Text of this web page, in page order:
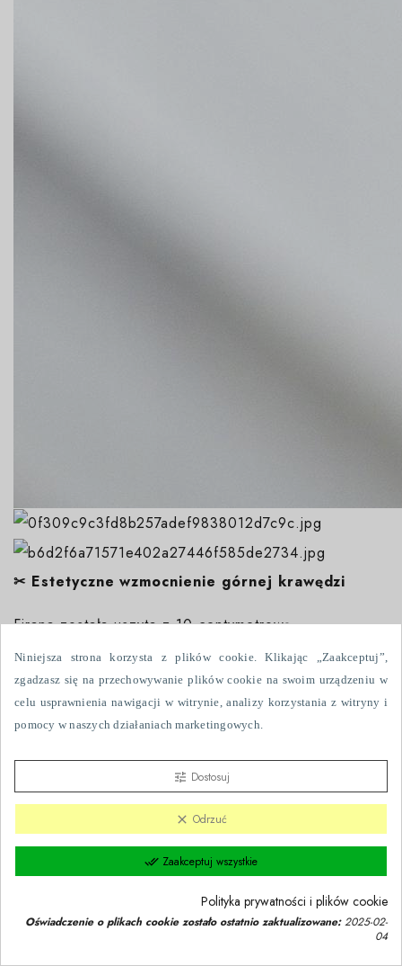
✂ Estetyczne wzmocnienie górnej krawędzi
Firana została uszyta z 10-centymetrową
transparentną taśmą usztywniającą pod przelotkami.
Transparentna taśma:
pozostaje dyskretnie niewidoczna po zawieszeniu.
Dzięki temu firana zachowuje lekkość tkaniny, a
jednocześnie prezentuje się schludnie i
proporcjonalnie na karniszu.
Niniejsza strona korzysta z plików cookie. Klikając „Zaakceptuj”,
zgadzasz się na przechowywanie plików cookie na swoim urządzeniu w
celu usprawnienia nawigacji w witrynie, analizy korzystania z witryny i
pomocy w naszych działaniach marketingowych.
tune Dostosuj
clear Odrzuć
done_all Zaakceptuj wszystkie
Polityka prywatności i plików cookie
Oświadczenie o plikach cookie zostało ostatnio zaktualizowane:2025-02-
04